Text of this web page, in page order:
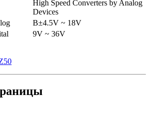
High Speed Converters by Analog
Devices
В±4.5V ~ 18V
9V ~ 36V